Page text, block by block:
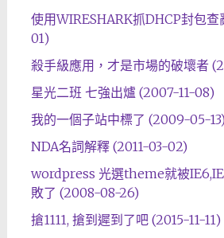
使用WIRESHARK抓DHCP封包查
01)
殺手級應用，才是市場的破壞者
星光二班 七強出爐 (2007-11-08)
我的一個子站中標了 (2009-05-
NDA名詞解釋 (2011-03-02)
wordpress 光選theme就被
敗了 (2008-08-26)
搶1111, 搶到遲到了吧 (2015-11-11)